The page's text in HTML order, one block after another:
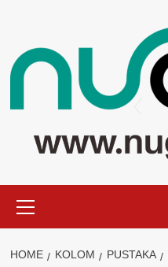
content
Menu
HOME KOLOM PUSTAKA